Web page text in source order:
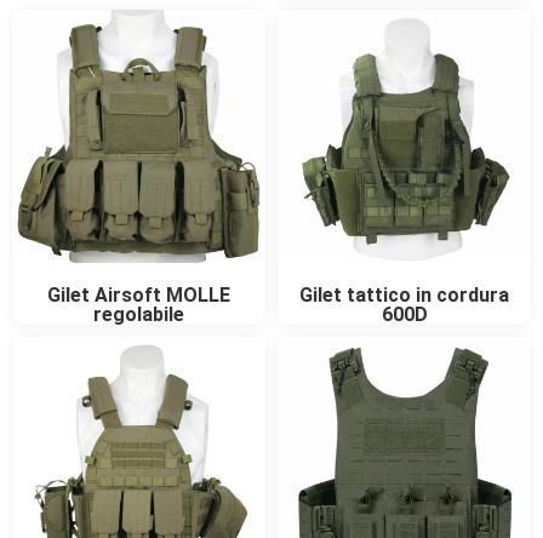
Gilet Airsoft MOLLE
regolabile
Gilet tattico in cordura
600D